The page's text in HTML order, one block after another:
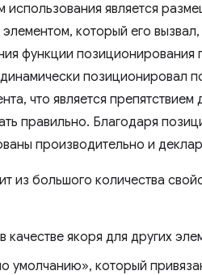
является
который его
функции позиционирования
позиционировал
что является препятствием
правильно. Благодаря
производительно и
из большого количества
качестве якоря для других
умолчанию», который